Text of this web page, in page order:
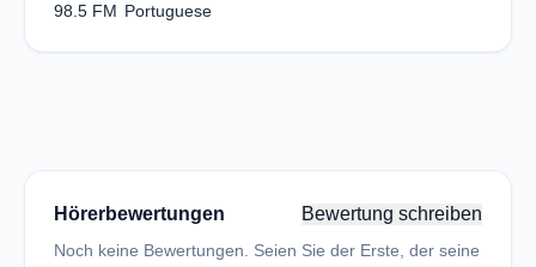
98.5 FM Portuguese
Hörerbewertungen Bewertung schreiben
Noch keine Bewertungen. Seien Sie der Erste, der seine